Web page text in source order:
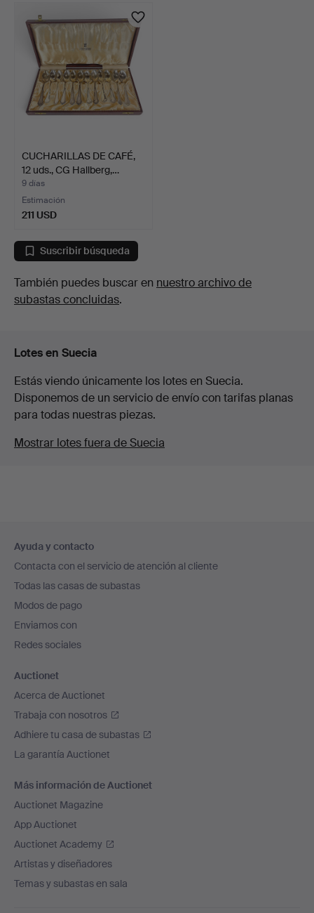
CUCHARILLAS DE CAFÉ,
12 uds., CG Hallberg,…
9 días
Estimación
211 USD
Suscribir búsqueda
También puedes buscar en nuestro archivo de
subastas concluidas.
Lotes en Suecia
Estás viendo únicamente los lotes en Suecia.
Disponemos de un servicio de envío con tarifas planas
para todas nuestras piezas.
Mostrar lotes fuera de Suecia
en
el
pie
de
página
Ayuda y contacto
Contacta con el servicio de atención al cliente
Todas las casas de subastas
Modos de pago
Enviamos con
Redes sociales
Auctionet
Acerca de Auctionet
Trabaja con nosotros
Adhiere tu casa de subastas
La garantía Auctionet
Más información de Auctionet
Auctionet Magazine
App Auctionet
Auctionet Academy
Artistas y diseñadores
Temas y subastas en sala